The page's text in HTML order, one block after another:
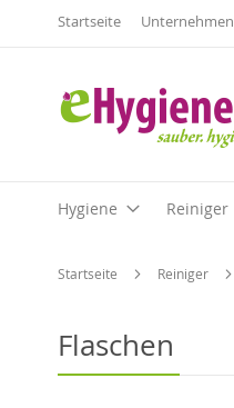
Startseite Unternehmen
Hygiene Reiniger
Startseite Reiniger
Flaschen